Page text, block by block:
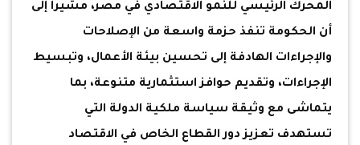
المحرك الرئيسي للنمو الاقتصادي في مصر، مشيرا إلى
أن الحكومة تنفذ حزمة واسعة من الإصلاحات
والإجراءات الهادفة إلى تحسين بيئة الأعمال، وتبسيط
الإجراءات، وتقديم حوافز استثمارية متنوعة، بما
يتماشى مع وثيقة سياسة ملكية الدولة التي
تستهدف تعزيز دور القطاع الخاص في الاقتصاد